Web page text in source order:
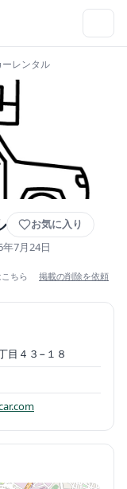
ーレンタル
お気に入り
7月24日
ちら 掲載の削除を依頼
目４３−１８